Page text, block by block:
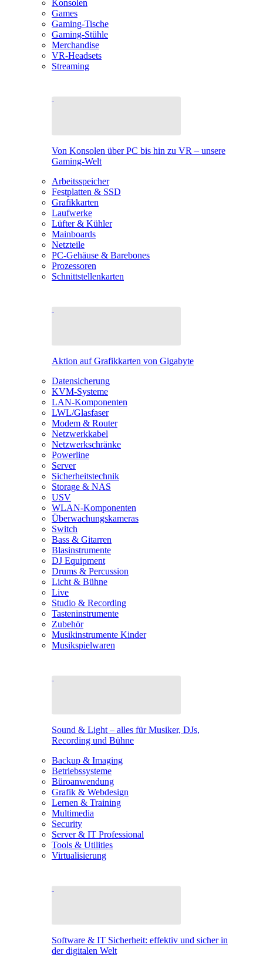
Konsolen
Games
Gaming-Tische
Gaming-Stühle
Merchandise
VR-Headsets
Streaming
Von Konsolen über PC bis hin zu VR – unsere
Gaming-Welt
Arbeitsspeicher
Festplatten & SSD
Grafikkarten
Laufwerke
Lüfter & Kühler
Mainboards
Netzteile
PC-Gehäuse & Barebones
Prozessoren
Schnittstellenkarten
Aktion auf Grafikkarten von Gigabyte
Datensicherung
KVM-Systeme
LAN-Komponenten
LWL/Glasfaser
Modem & Router
Netzwerkkabel
Netzwerkschränke
Powerline
Server
Sicherheitstechnik
Storage & NAS
USV
WLAN-Komponenten
Überwachungskameras
Switch
Bass & Gitarren
Blasinstrumente
DJ Equipment
Drums & Percussion
Licht & Bühne
Live
Studio & Recording
Tasteninstrumente
Zubehör
Musikinstrumente Kinder
Musikspielwaren
Sound & Light – alles für Musiker, DJs,
Recording und Bühne
Backup & Imaging
Betriebssysteme
Büroanwendung
Grafik & Webdesign
Lernen & Training
Multimedia
Security
Server & IT Professional
Tools & Utilities
Virtualisierung
Software & IT Sicherheit: effektiv und sicher in
der digitalen Welt